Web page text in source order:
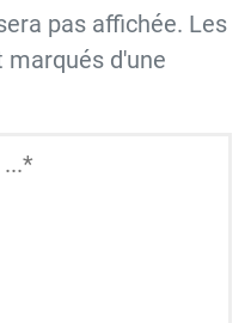
pas affichée. Les
d'une